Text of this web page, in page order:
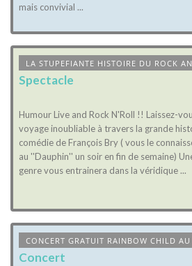
mais convivial ...
LA STUPEFIANTE HISTOIRE DU ROCK
Spectacle
Humour Live and Rock N'Roll !! Laissez-
voyage inoubliable à travers la grande
comédie de François Bry ( vous le
au ''Dauphin'' un soir en fin de semaine)
genre vous entrainera dans la véridique ...
CONCERT GRATUIT RAINBOW CHILD
Concert